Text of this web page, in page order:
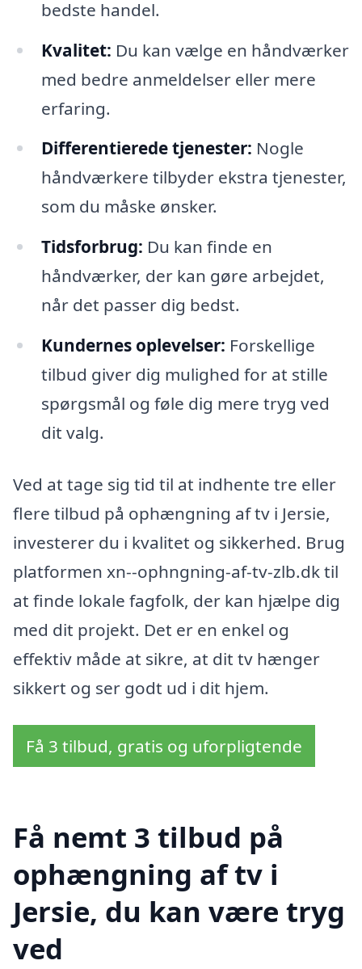
bedste handel.
Kvalitet: Du kan vælge en håndværker
med bedre anmeldelser eller mere
erfaring.
Differentierede tjenester: Nogle
håndværkere tilbyder ekstra tjenester,
som du måske ønsker.
Tidsforbrug: Du kan finde en
håndværker, der kan gøre arbejdet,
når det passer dig bedst.
Kundernes oplevelser: Forskellige
tilbud giver dig mulighed for at stille
spørgsmål og føle dig mere tryg ved
dit valg.
Ved at tage sig tid til at indhente tre eller
flere tilbud på ophængning af tv i Jersie,
investerer du i kvalitet og sikkerhed. Brug
platformen xn--ophngning-af-tv-zlb.dk til
at finde lokale fagfolk, der kan hjælpe dig
med dit projekt. Det er en enkel og
effektiv måde at sikre, at dit tv hænger
sikkert og ser godt ud i dit hjem.
Få 3 tilbud, gratis og uforpligtende
Få nemt 3 tilbud på
ophængning af tv i
Jersie, du kan være tryg
ved